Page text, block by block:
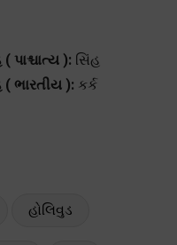
પાશ્ચાત્ય ): સિંહ
( ભારતીય ): કર્ક
હોલિવુડ